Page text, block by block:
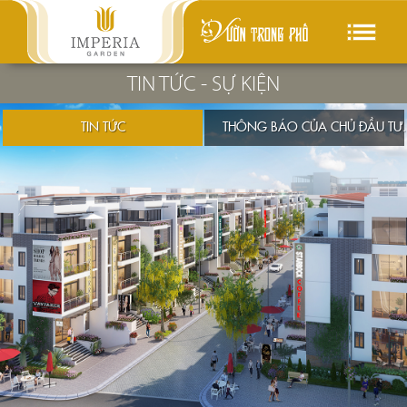
TIN TỨC - SỰ KIỆN
TIN TỨC THÔNG BÁO CỦA CHỦ ĐẦU TƯ.